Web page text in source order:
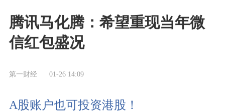
腾讯马化腾：希望重现当年微
信红包盛况
第一财经 01-26 14:09
A股账户也可投资港股！